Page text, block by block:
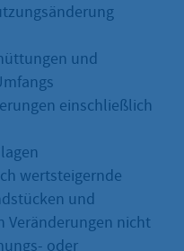
und
einschließlich
wertsteigernde
und
Veränderungen nicht
oder